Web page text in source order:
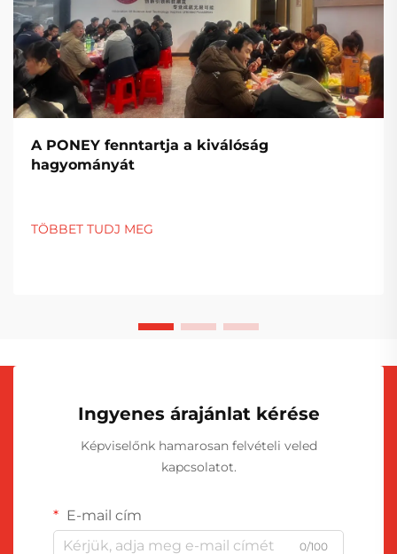
A PONEY fenntartja a kiválóság
hagyományát
TÖBBET TUDJ MEG
Ingyenes árajánlat kérése
Képviselőnk hamarosan felvételi veled
kapcsolatot.
E-mail cím
0/100